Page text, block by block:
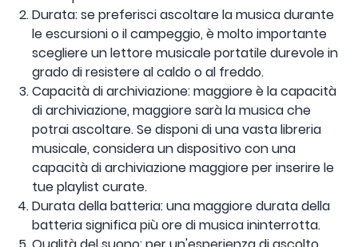
Durata: se preferisci ascoltare la musica durante
le escursioni o il campeggio, è molto importante
scegliere un lettore musicale portatile durevole in
grado di resistere al caldo o al freddo.
Capacità di archiviazione: maggiore è la capacità
di archiviazione, maggiore sarà la musica che
potrai ascoltare. Se disponi di una vasta libreria
musicale, considera un dispositivo con una
capacità di archiviazione maggiore per inserire le
tue playlist curate.
Durata della batteria: una maggiore durata della
batteria significa più ore di musica ininterrotta.